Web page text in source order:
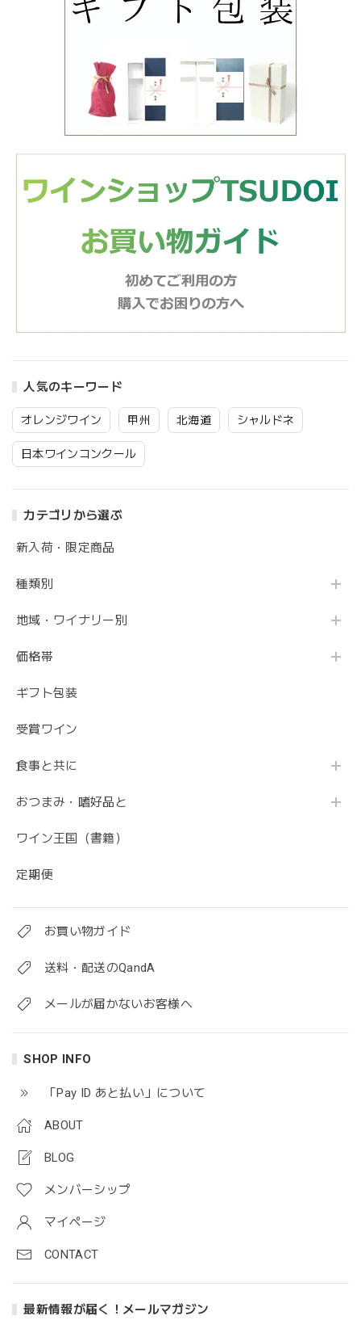
人気のキーワード
オレンジワイン 甲州 北海道 シャルドネ
日本ワインコンクール
カテゴリから選ぶ
新入荷・限定商品
種類別
地域・ワイナリー別
価格帯
ギフト包装
受賞ワイン
食事と共に
おつまみ・嗜好品と
ワイン王国（書籍）
定期便
お買い物ガイド
送料・配送のQandA
メールが届かないお客様へ
SHOP INFO
「Pay ID あと払い」について
ABOUT
BLOG
メンバーシップ
マイページ
CONTACT
最新情報が届く！メールマガジン